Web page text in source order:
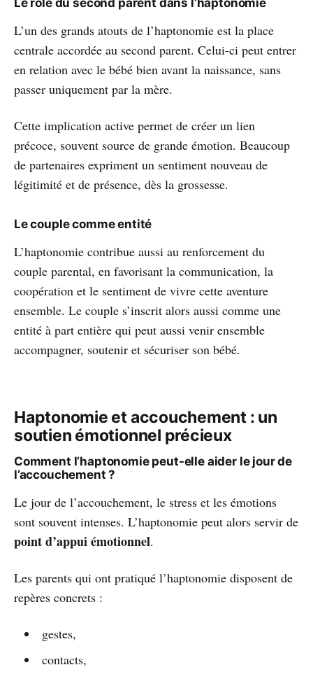
Le rôle du second parent dans l’haptonomie
L’un des grands atouts de l’haptonomie est la place
centrale accordée au second parent. Celui-ci peut entrer
en relation avec le bébé bien avant la naissance, sans
passer uniquement par la mère.
Cette implication active permet de créer un lien
précoce, souvent source de grande émotion. Beaucoup
de partenaires expriment un sentiment nouveau de
légitimité et de présence, dès la grossesse.
Le couple comme entité
L’haptonomie contribue aussi au renforcement du
couple parental, en favorisant la communication, la
coopération et le sentiment de vivre cette aventure
ensemble. Le couple s’inscrit alors aussi comme une
entité à part entière qui peut aussi venir ensemble
accompagner, soutenir et sécuriser son bébé.
Haptonomie et accouchement : un
soutien émotionnel précieux
Comment l’haptonomie peut-elle aider le jour de
l’accouchement ?
Le jour de l’accouchement, le stress et les émotions
sont souvent intenses. L’haptonomie peut alors servir de
point d’appui émotionnel.
Les parents qui ont pratiqué l’haptonomie disposent de
repères concrets :
gestes,
contacts,